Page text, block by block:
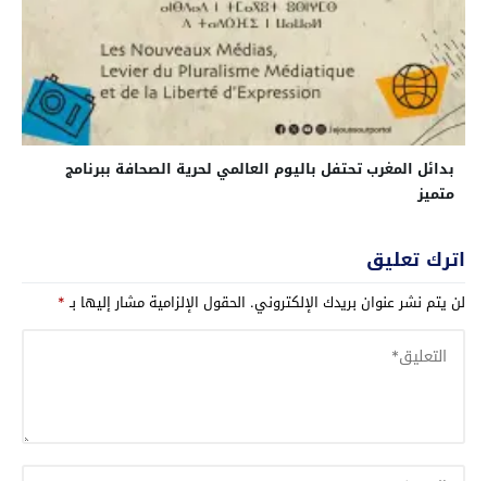
بدائل المغرب تحتفل باليوم العالمي لحرية الصحافة ببرنامج
متميز
اترك تعليق
لن يتم نشر عنوان بريدك الإلكتروني. الحقول الإلزامية مشار إليها بـ*